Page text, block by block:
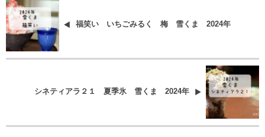
福笑い いちごみるく 梅 雪くま 2024年
シネティアラ２１ 夏季氷 雪くま 2024年